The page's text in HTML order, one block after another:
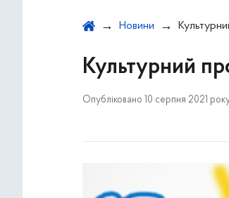
Новини Культурний
Культурний
Опубліковано 10 серпня 2021 року